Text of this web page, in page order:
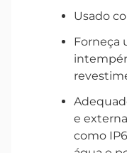
Usado
Forneça
e
como